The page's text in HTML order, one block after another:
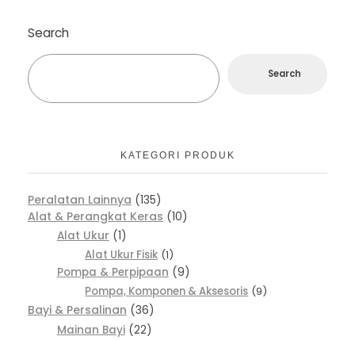
Search
Search
KATEGORI PRODUK
Peralatan Lainnya 135
Alat & Perangkat Keras 10
Alat Ukur
1
Alat Ukur Fisik 1
Pompa & Perpipaan
9
Pompa, Komponen & Aksesoris 9
Bayi & Persalinan 36
Mainan Bayi 22